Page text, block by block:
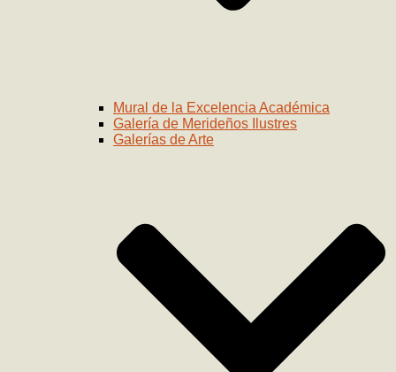
Mural de la Excelencia Académica
Galería de Merideños Ilustres
Galerías de Arte